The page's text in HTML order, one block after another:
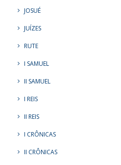
JOSUÉ
JUÍZES
RUTE
I SAMUEL
II SAMUEL
I REIS
II REIS
I CRÔNICAS
II CRÔNICAS